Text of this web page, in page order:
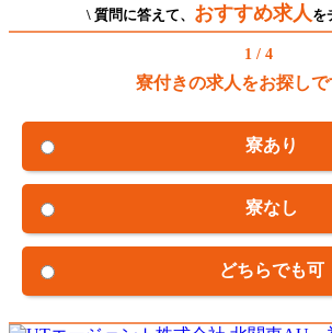
\ 質問に答えて、 おすすめ求人 を
1 / 4
寮付きの求人をお探しで
寮あり
寮なし
どちらでも可